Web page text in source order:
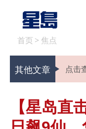
首页 > 焦点
其他文章 点击
【星岛直